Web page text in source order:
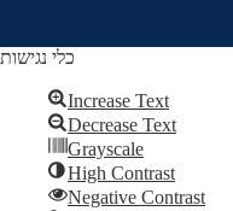
Skip to content
כלי נגישות
Increase Text
Decrease Text
Grayscale
High Contrast
Negative Contrast